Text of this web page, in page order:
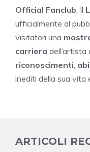
Official Fanclub. Il
ufficialmente al
visitatori una
carriera
riconoscimenti,
inediti della sua vita
ARTICOLI